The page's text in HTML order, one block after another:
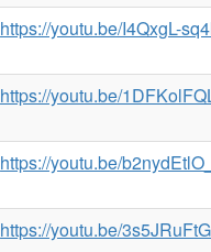
https://youtu.be/I4QxgL-
https://youtu.be/
https://youtu.be/
https://youtu.be/